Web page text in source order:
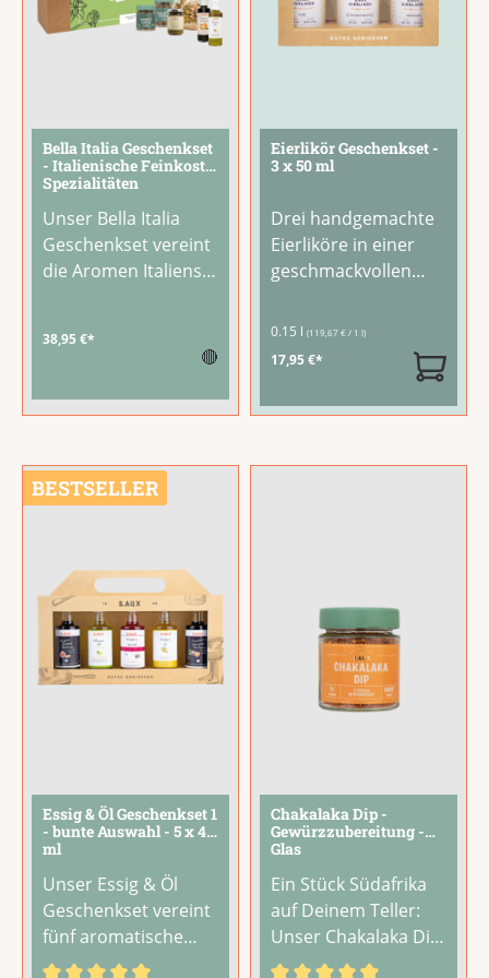
Bella Italia Geschenkset
- Italienische Feinkost-
Spezialitäten
Unser Bella Italia
Geschenkset vereint
die Aromen Italiens
Italienische Pasta,
Olivenöl und weitere
authentischen
italienischen
Italien-Liebhaber
und...
38,95 €*
🔴
Eierlikör Geschenkset -
3 x 50 ml
Drei handgemachte
Eierliköre in einer
geschmackvollen
g: Pur mit feiner
Vanillenote,
dem Aroma edler
Zutaten in...
0.15 l (119,67 € / 1 l)
17,95 €*
BESTSELLER
Essig & Öl Geschenkset 1
- bunte Auswahl - 5 x 40
ml
Unser Essig & Öl
Geschenkset vereint
fünf aromatische
Spezialitäten in
Chakalaka Dip -
Gewürzzubereitung -
Glas
Ein Stück Südafrika
auf Deinem Teller:
Unser Chakalaka Dip
bringt den würzig-